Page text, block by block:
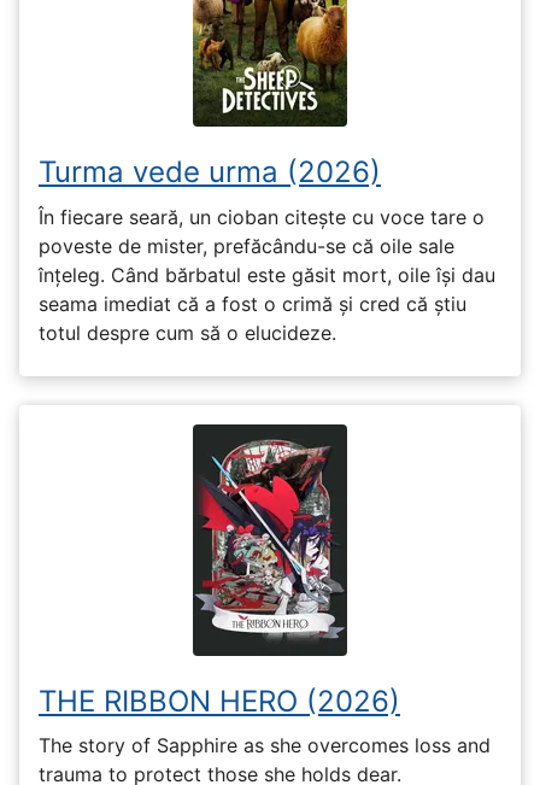
Turma vede urma (2026)
În fiecare seară, un cioban citește cu voce tare o
poveste de mister, prefăcându-se că oile sale
înțeleg. Când bărbatul este găsit mort, oile își dau
seama imediat că a fost o crimă și cred că știu
totul despre cum să o elucideze.
THE RIBBON HERO (2026)
The story of Sapphire as she overcomes loss and
trauma to protect those she holds dear.